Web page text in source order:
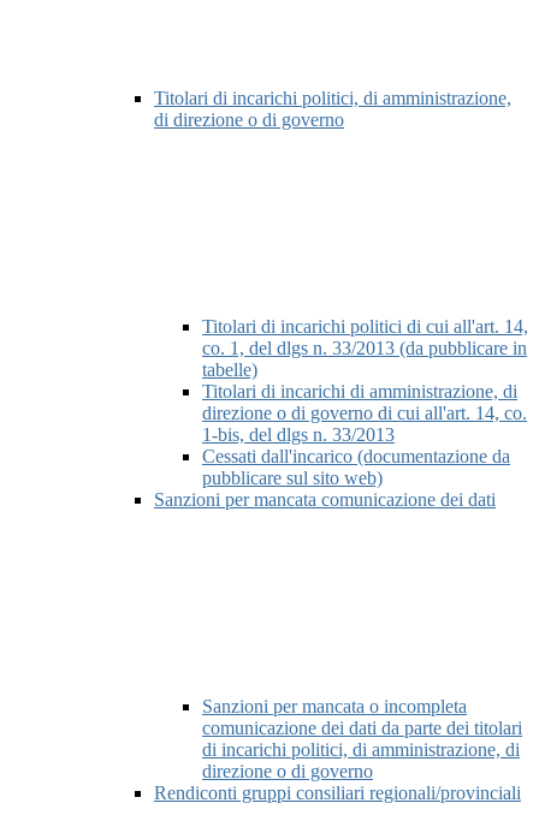
Titolari di incarichi politici, di amministrazione,
di direzione o di governo
Titolari di incarichi politici di cui all'art. 14,
co. 1, del dlgs n. 33/2013 (da pubblicare in
tabelle)
Titolari di incarichi di amministrazione, di
direzione o di governo di cui all'art. 14, co.
1-bis, del dlgs n. 33/2013
Cessati dall'incarico (documentazione da
pubblicare sul sito web)
Sanzioni per mancata comunicazione dei dati
Sanzioni per mancata o incompleta
comunicazione dei dati da parte dei titolari
di incarichi politici, di amministrazione, di
direzione o di governo
Rendiconti gruppi consiliari regionali/provinciali